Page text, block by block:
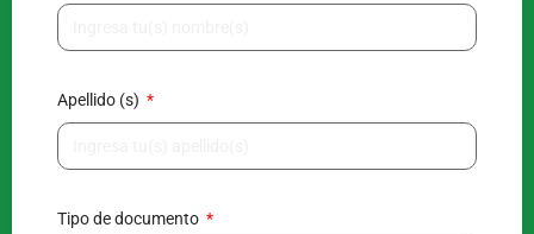
Apellido (s)
Tipo de documento